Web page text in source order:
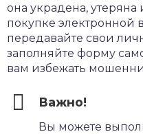
она украдена,
покупке электронной
передавайте свои
заполняйте форму
вам избежать
Важно!
Вы можете